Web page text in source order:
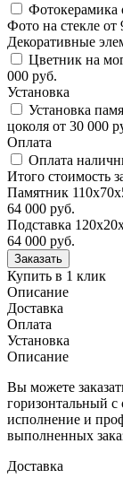
Фотокерамика
Фото на стекле от
Декоративные
Цветник на
000 руб.
Установка
Установка
цоколя от 30 000
Оплата
Оплата
Итого стоимость
Памятник
64 000 руб.
Подставка
64 000 руб.
Купить в 1 клик
Описание
Доставка
Оплата
Установка
Описание
Вы можете
горизонтальный
исполнение и
выполненных
Доставка